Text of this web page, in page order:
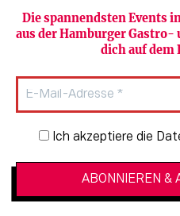
Die spannendsten Events
aus der Hamburger
dich auf dem
Newsletter-Anmeldung
Ich akzeptiere die
Newsletter abonnieren
HAMBURG PUR